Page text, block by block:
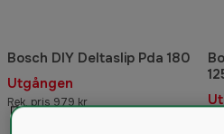
Bosch DIY Deltaslip Pda 180
Utgången
Rek. pris 979 kr
&